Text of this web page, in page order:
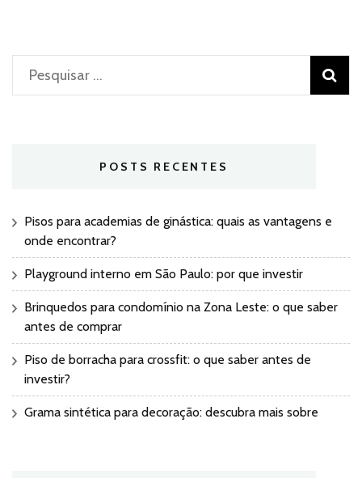
Pesquisar
por:
POSTS RECENTES
Pisos para academias de ginástica: quais as vantagens e
onde encontrar?
Playground interno em São Paulo: por que investir
Brinquedos para condomínio na Zona Leste: o que saber
antes de comprar
Piso de borracha para crossfit: o que saber antes de
investir?
Grama sintética para decoração: descubra mais sobre